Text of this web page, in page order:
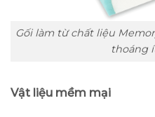
Gối làm từ chất liệu
thoáng
Vật liệu mềm mại